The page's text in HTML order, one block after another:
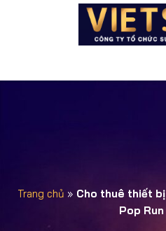
Trang chủ » Cho thuê thiết
Pop